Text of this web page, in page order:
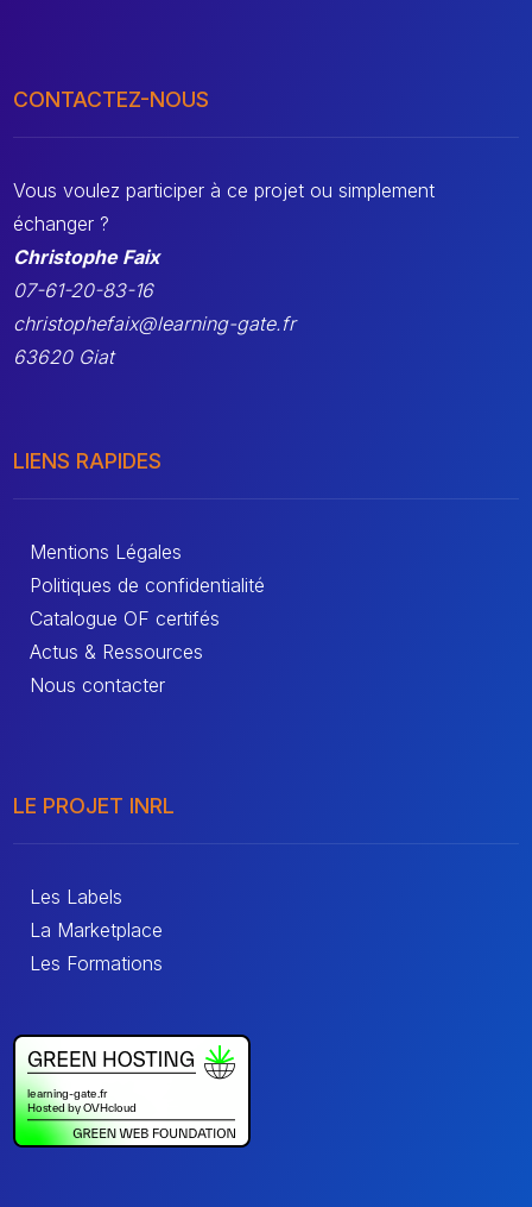
CONTACTEZ-NOUS
Vous voulez participer à ce projet ou simplement
échanger ?
Christophe Faix
07-61-20-83-16
christophefaix@learning-gate.fr
63620 Giat
LIENS RAPIDES
Mentions Légales
Politiques de confidentialité
Catalogue OF certifés
Actus & Ressources
Nous contacter
LE PROJET INRL
Les Labels
La Marketplace
Les Formations